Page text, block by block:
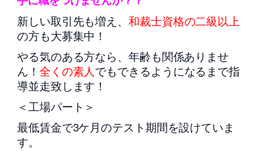
新しい取引先も増え、 和裁士資格の二級以上
の方も大募集中！
やる気のある方なら、年齢も関係ありませ
ん！ 全くの素人でもできるようになるまで指
導並走致します！
＜工場パート＞
最低賃金で3ケ月のテスト期間を設けていま
す。